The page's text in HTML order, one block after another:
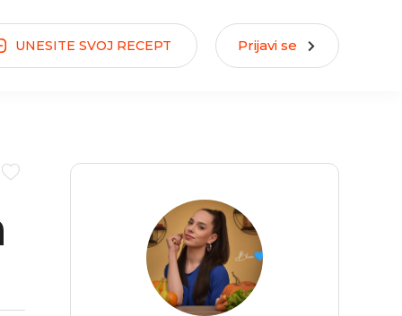
UNESITE SVOJ RECEPT Prijavi se